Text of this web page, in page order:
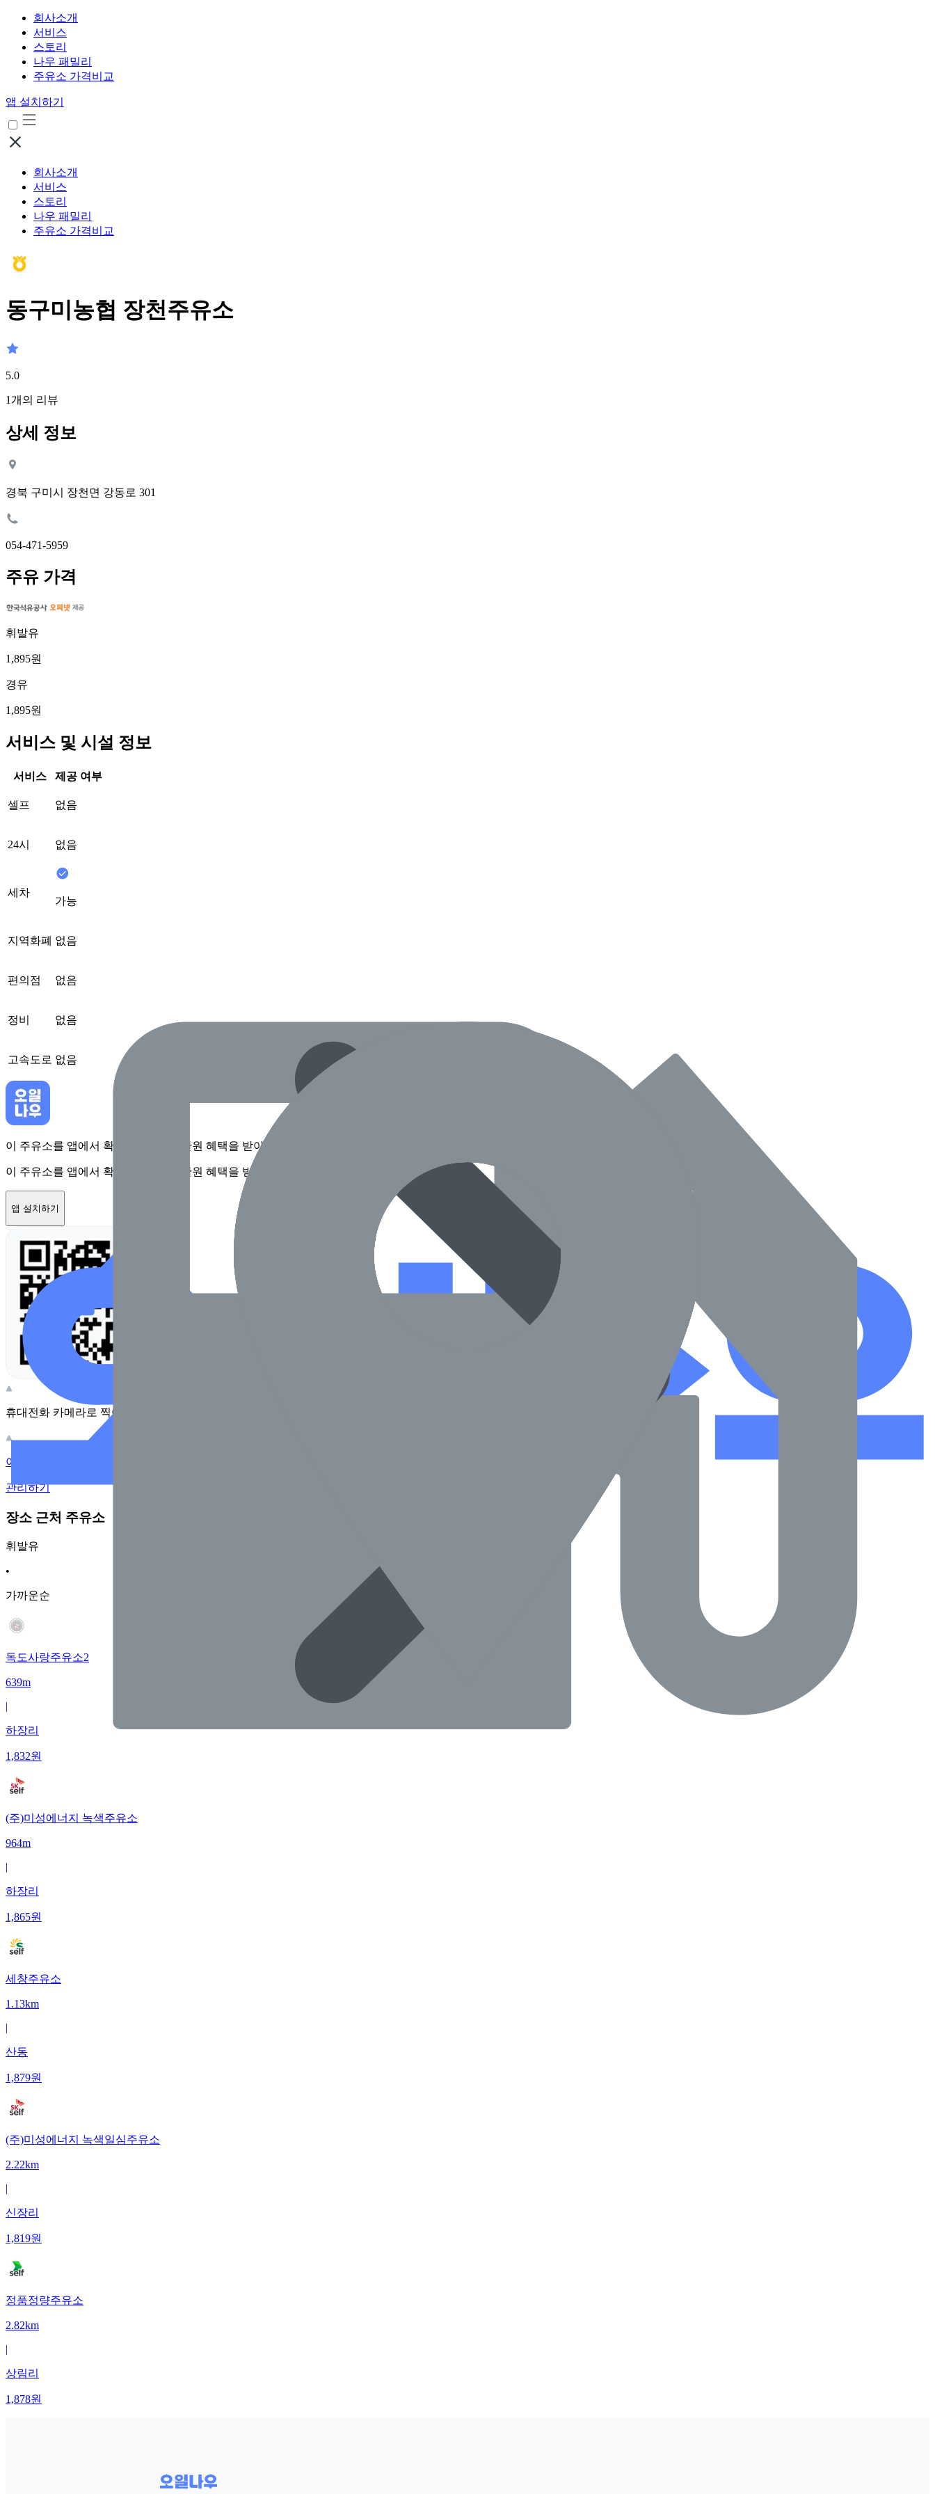
회사소개
서비스
스토리
나우 패밀리
주유소 가격비교
앱 설치하기
회사소개
서비스
스토리
나우 패밀리
주유소 가격비교
동구미농협 장천주유소
5.0
1개의 리뷰
상세 정보
경북 구미시 장천면 강동로 301
054-471-5959
주유 가격
휘발유
1,895원
경유
1,895원
서비스 및 시설 정보
서비스 제공 여부
셀프 없음
24시 없음
세차
가능
지역화폐 없음
편의점 없음
정비 없음
고속도로 없음
이 주유소를 앱에서 확인하고 최대 1만원 혜택을 받아보세요
이 주유소를 앱에서 확인하고 최대 1만원 혜택을 받아보세요
앱 설치하기
휴대전화 카메라로 찍어보세요
이 주유소의 사장님이신가요?
관리하기
장소 근처 주유소
휘발유
•
가까운순
독도사랑주유소2
639m
|
하장리
1,832원
(주)미성에너지 녹색주유소
964m
|
하장리
1,865원
세창주유소
1.13km
|
산동
1,879원
(주)미성에너지 녹색일심주유소
2.22km
|
신장리
1,819원
정품정량주유소
2.82km
|
상림리
1,878원